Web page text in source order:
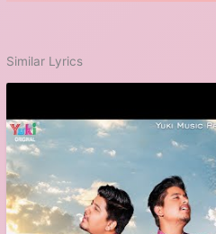
Similar Lyrics